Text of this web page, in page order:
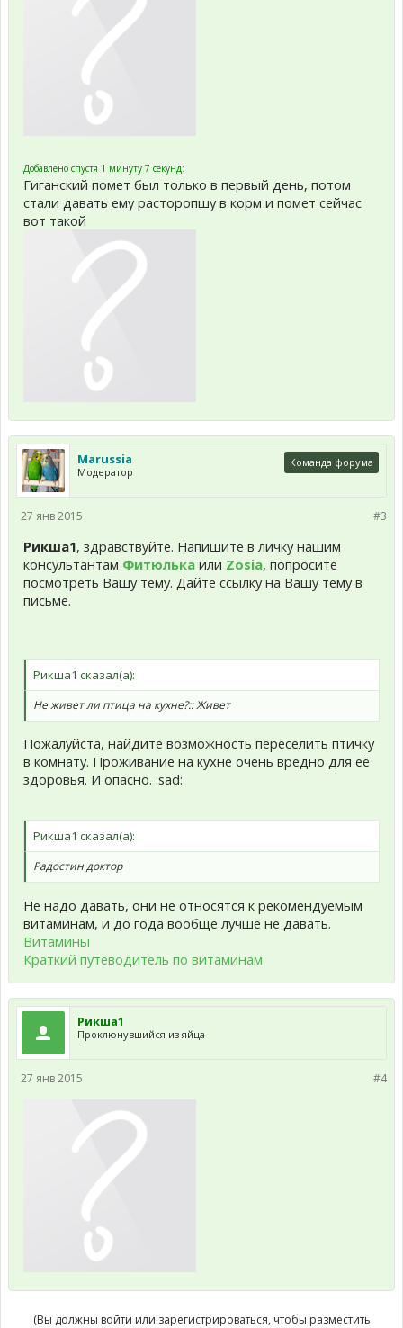
Добавлено спустя 1 минуту 7 секунд:
Гиганский помет был только в первый день, потом
стали давать ему расторопшу в корм и помет сейчас
вот такой
Marussia
Модератор
Команда форума
#3
27 янв 2015
Рикша1, здравствуйте. Напишите в личку нашим
консультантам Фитюлька или Zosia, попросите
посмотреть Вашу тему. Дайте ссылку на Вашу тему в
письме.
Рикша1 сказал(а):
Не живет ли птица на кухне?:: Живет
Пожалуйста, найдите возможность переселить птичку
в комнату. Проживание на кухне очень вредно для её
здоровья. И опасно. :sad:
Рикша1 сказал(а):
Радостин доктор
Не надо давать, они не относятся к рекомендуемым
витаминам, и до года вообще лучше не давать.
Витамины
Краткий путеводитель по витаминам
Рикша1
Проклюнувшийся из яйца
#4
27 янв 2015
(Вы должны войти или зарегистрироваться, чтобы разместить